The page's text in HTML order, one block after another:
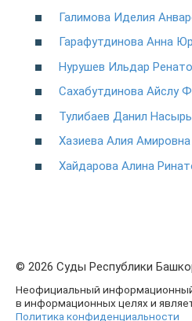
Галимова Иделия
Гарафутдинова Анна
Нурушев Ильдар
Сахабутдинова Айслу
Тулибаев Данил
Хазиева Алия Амировна
Хайдарова Алина
© 2026 Суды Республики
Неофициальный
в информационных целях и
Политика конфиденциальности